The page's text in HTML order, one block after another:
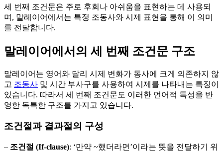
세 번째 조건문은 주로 후회나 아쉬움을 표현하는 데 사용되
며, 말레이어에서는 특정 조동사와 시제 표현을 통해 이 의미
를 전달합니다.
말레이어에서의 세 번째 조건문 구조
말레이어는 영어와 달리 시제 변화가 동사에 크게 의존하지 않
고 조동사 및 시간 부사구를 사용하여 시제를 나타내는 특징이
있습니다. 따라서 세 번째 조건문도 이러한 언어적 특성을 반
영한 독특한 구조를 가지고 있습니다.
조건절과 결과절의 구성
– 조건절 (If-clause): ‘만약 ~했더라면’이라는 뜻을 전달하기 위